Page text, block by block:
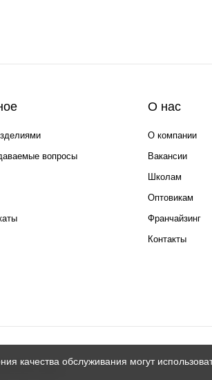
вопросы
О нас
О компании
Вакансии
Школам
Оптовикам
Франчайзинг
Контакты
качества обслуживания могут